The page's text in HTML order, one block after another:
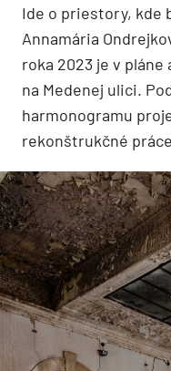
Ide o priestory, kde
Annamária
roka 2023 je v
na Medenej ulici.
harmonogramu
rekonštrukčné